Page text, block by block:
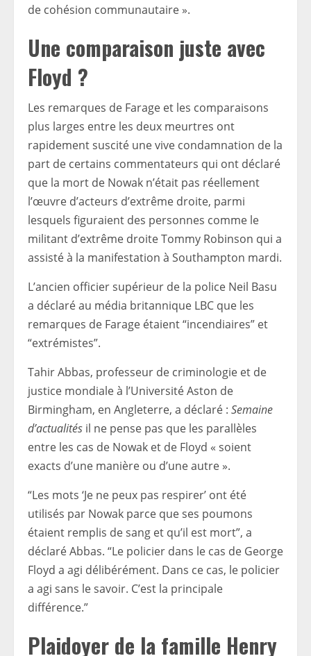
de cohésion communautaire ».
Une comparaison juste avec
Floyd ?
Les remarques de Farage et les comparaisons
plus larges entre les deux meurtres ont
rapidement suscité une vive condamnation de la
part de certains commentateurs qui ont déclaré
que la mort de Nowak n’était pas réellement
l’œuvre d’acteurs d’extrême droite, parmi
lesquels figuraient des personnes comme le
militant d’extrême droite Tommy Robinson qui a
assisté à la manifestation à Southampton mardi.
L’ancien officier supérieur de la police Neil Basu
a déclaré au média britannique LBC que les
remarques de Farage étaient “incendiaires” et
“extrémistes”.
Tahir Abbas, professeur de criminologie et de
justice mondiale à l’Université Aston de
Birmingham, en Angleterre, a déclaré : Semaine
d’actualités il ne pense pas que les parallèles
entre les cas de Nowak et de Floyd « soient
exacts d’une manière ou d’une autre ».
“Les mots ‘Je ne peux pas respirer’ ont été
utilisés par Nowak parce que ses poumons
étaient remplis de sang et qu’il est mort”, a
déclaré Abbas. “Le policier dans le cas de George
Floyd a agi délibérément. Dans ce cas, le policier
a agi sans le savoir. C’est la principale
différence.”
Plaidoyer de la famille Henry